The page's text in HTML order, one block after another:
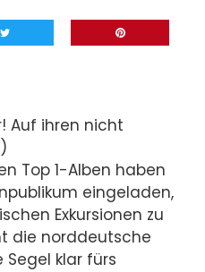
Auf ihren nicht
Top 1-Alben haben
eingeladen,
Exkursionen zu
die norddeutsche
klar fürs